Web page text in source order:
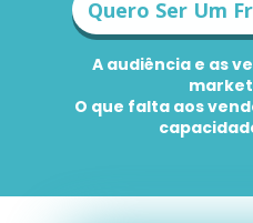
A audiência e as
O que falta aos
Quero Ser Um